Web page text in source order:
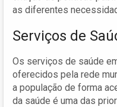
as diferentes
Serviços de
Os serviços de saúde
oferecidos pela rede
a população de forma
da saúde é uma das